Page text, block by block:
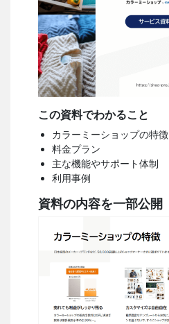
この資料でわかること
カラーミーショップの特徴
料金プラン
主な機能やサポート体制
利用事例
資料の内容を一部公開